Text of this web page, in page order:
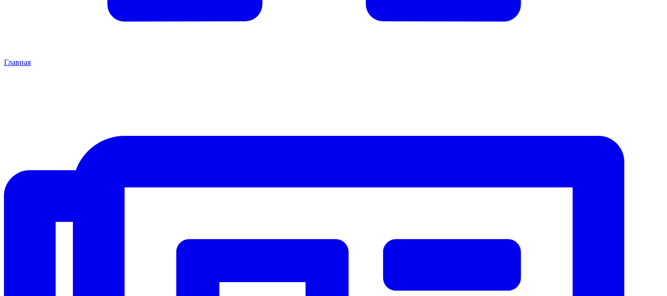
Главная